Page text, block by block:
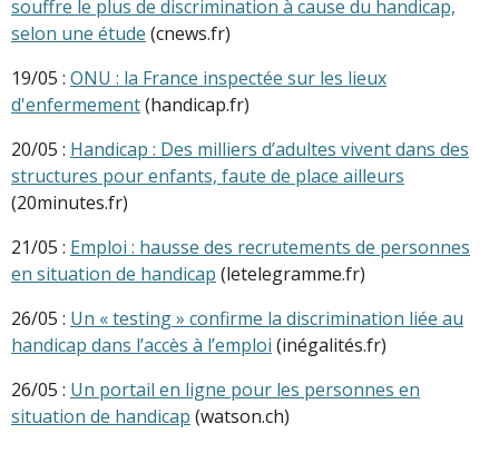
souffre le plus de discrimination à cause du handicap,
selon une étude (cnews.fr)
19/05 : ONU : la France inspectée sur les lieux
d'enfermement(handicap.fr)
20/05 : Handicap : Des milliers d’adultes vivent dans des
structures pour enfants, faute de place ailleurs
(20minutes.fr)
21/05 : Emploi : hausse des recrutements de personnes
en situation de handicap (letelegramme.fr)
26/05 : Un « testing » confirme la discrimination liée au
handicap dans l’accès à l’emploi (inégalités.fr)
26/05 : Un portail en ligne pour les personnes en
situation de handicap (watson.ch)